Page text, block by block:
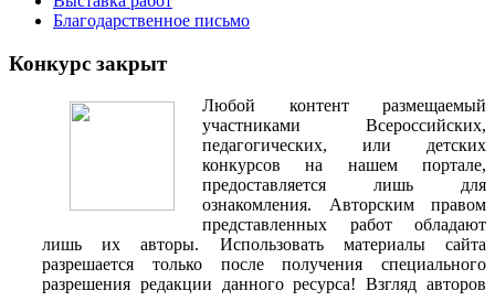
Благодарственное письмо
Конкурс закрыт
Любой контент размещаемый
участниками Всероссийских,
педагогических, или детских
конкурсов на нашем портале,
предоставляется лишь для
ознакомления. Авторским правом
представленных работ обладают
лишь их авторы. Использовать материалы сайта
разрешается только после получения специального
разрешения редакции данного ресурса! Взгляд авторов